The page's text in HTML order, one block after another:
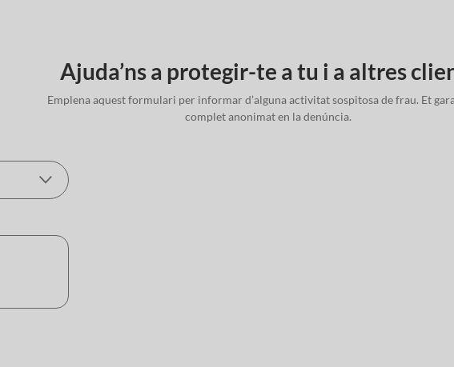
Ajuda’ns a protegir-te a tu i a altres
Emplena aquest formulari per informar d’alguna activitat sospitosa de frau. Et
complet anonimat en la denúncia.